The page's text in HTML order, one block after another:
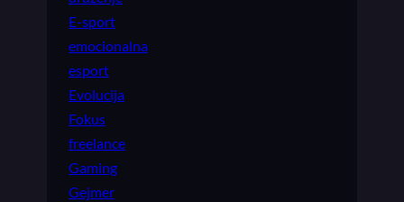
E-sport
emocionalna
esport
Evolucija
Fokus
freelance
Gaming
Gejmer